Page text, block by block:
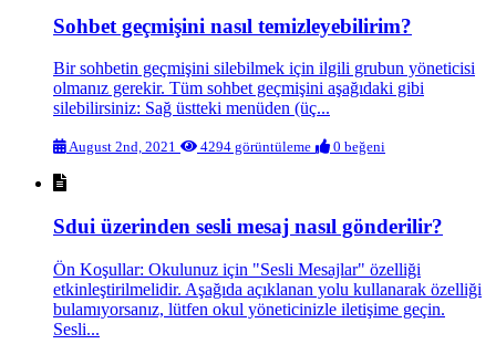
Sohbet geçmişini nasıl temizleyebilirim?
Bir sohbetin geçmişini silebilmek için ilgili grubun yöneticisi
olmanız gerekir. Tüm sohbet geçmişini aşağıdaki gibi
silebilirsiniz: Sağ üstteki menüden (üç...
August 2nd, 2021 4294 görüntüleme 0 beğeni
Sdui üzerinden sesli mesaj nasıl gönderilir?
Ön Koşullar: Okulunuz için "Sesli Mesajlar" özelliği
etkinleştirilmelidir. Aşağıda açıklanan yolu kullanarak özelliği
bulamıyorsanız, lütfen okul yöneticinizle iletişime geçin.
Sesli...